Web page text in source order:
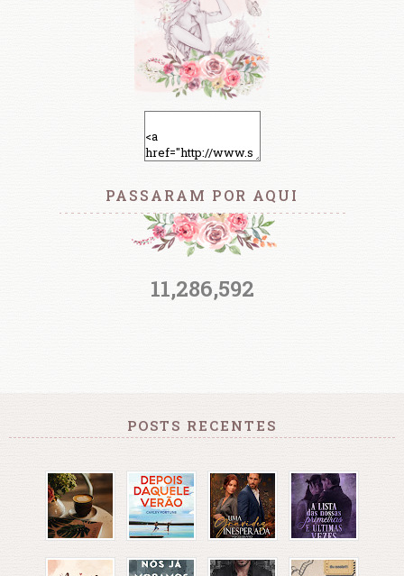
PASSARAM POR AQUI
11,286,592
POSTS RECENTES